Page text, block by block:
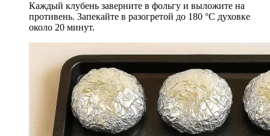
Каждый клубень заверните в фольгу и выложите на
противень. Запекайте в разогретой до 180 °С духовке
около 20 минут.